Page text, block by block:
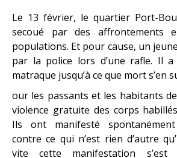
Le 13 février, le quartier Port-
secoué par des affrontements
populations. Et pour cause, un
par la police lors d’une rafle. Il
matraque jusqu’à ce que mort s’en
our les passants et les habitants
violence gratuite des corps
Ils ont manifesté
contre ce qui n’est rien d’autre
vite cette manifestation s’est